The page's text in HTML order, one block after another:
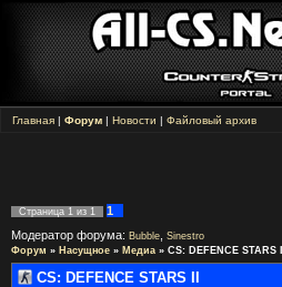
Главная | Форум | Новости | Файловый архив
Страница 1 из 1
1
Модератор форума: Bubble Sinestro
Форум » Насущное » Медиа » CS: DEFENCE STARS II
CS: DEFENCE STARS II